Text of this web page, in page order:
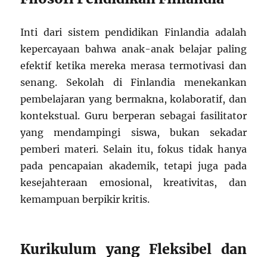
Inti dari sistem pendidikan Finlandia adalah
kepercayaan bahwa anak-anak belajar paling
efektif ketika mereka merasa termotivasi dan
senang. Sekolah di Finlandia menekankan
pembelajaran yang bermakna, kolaboratif, dan
kontekstual. Guru berperan sebagai fasilitator
yang mendampingi siswa, bukan sekadar
pemberi materi. Selain itu, fokus tidak hanya
pada pencapaian akademik, tetapi juga pada
kesejahteraan emosional, kreativitas, dan
kemampuan berpikir kritis.
Kurikulum yang Fleksibel dan